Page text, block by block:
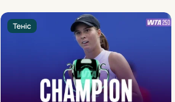
Теніс